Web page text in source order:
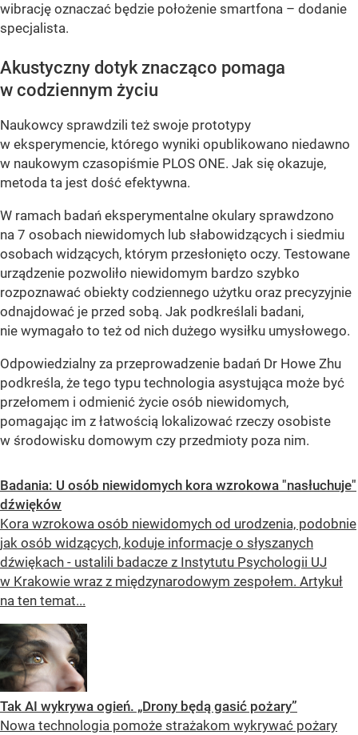
wibrację oznaczać będzie położenie smartfona – dodanie
specjalista.
Akustyczny dotyk znacząco pomaga
w codziennym życiu
Naukowcy sprawdzili też swoje prototypy
w eksperymencie, którego wyniki opublikowano niedawno
w naukowym czasopiśmie PLOS ONE. Jak się okazuje,
metoda ta jest dość efektywna.
W ramach badań eksperymentalne okulary sprawdzono
na 7 osobach niewidomych lub słabowidzących i siedmiu
osobach widzących, którym przesłonięto oczy. Testowane
urządzenie pozwoliło niewidomym bardzo szybko
rozpoznawać obiekty codziennego użytku oraz precyzyjnie
odnajdować je przed sobą. Jak podkreślali badani,
nie wymagało to też od nich dużego wysiłku umysłowego.
Odpowiedzialny za przeprowadzenie badań Dr Howe Zhu
podkreśla, że tego typu technologia asystująca może być
przełomem i odmienić życie osób niewidomych,
pomagając im z łatwością lokalizować rzeczy osobiste
w środowisku domowym czy przedmioty poza nim.
Badania: U osób niewidomych kora wzrokowa "nasłuchuje"
dźwięków
Kora wzrokowa osób niewidomych od urodzenia, podobnie
jak osób widzących, koduje informacje o słyszanych
dźwiękach - ustalili badacze z Instytutu Psychologii UJ
w Krakowie wraz z międzynarodowym zespołem. Artykuł
na ten temat...
Tak AI wykrywa ogień. „Drony będą gasić pożary”
Nowa technologia pomoże strażakom wykrywać pożary